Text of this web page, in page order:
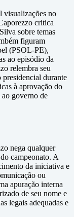
visualizações no
critica
sobre temas
figuram
(PSOL-PE),
ao episódio da
relembra seu
presidencial durante
à aprovação do
governo de
nega qualquer
campeonato. A
da iniciativa e
ou
apuração interna
de seu nome e
legais adequadas e